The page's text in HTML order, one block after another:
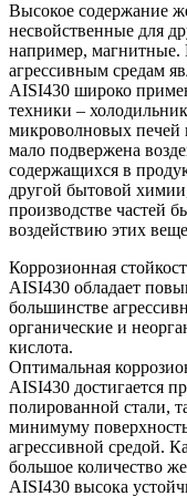
Высокое содержание
несвойственные для
например, магнитные.
агрессивным средам
AISI430 широко
техники –
микроволновых
мало подвержена
содержащихся в
другой бытовой
производстве частей
воздействию этих
Коррозионная
AISI430 обладает
большинстве
органические и
кислота.
Оптимальная
AISI430 достигается
полированной стали,
минимуму
агрессивной средой.
большое количество
AISI430 высока